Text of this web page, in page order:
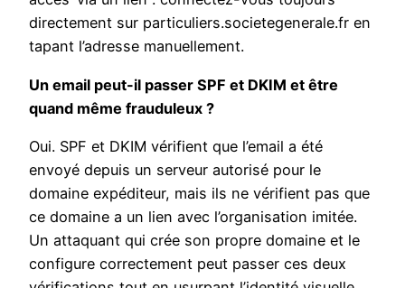
directement sur particuliers.societegenerale.fr en
tapant l’adresse manuellement.
Un email peut-il passer SPF et DKIM et être
quand même frauduleux ?
Oui. SPF et DKIM vérifient que l’email a été
envoyé depuis un serveur autorisé pour le
domaine expéditeur, mais ils ne vérifient pas que
ce domaine a un lien avec l’organisation imitée.
Un attaquant qui crée son propre domaine et le
configure correctement peut passer ces deux